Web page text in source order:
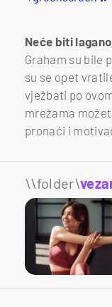
Neće biti
Graham su bile
su se opet
vježbati po
mrežama
pronaći i
\\folder\